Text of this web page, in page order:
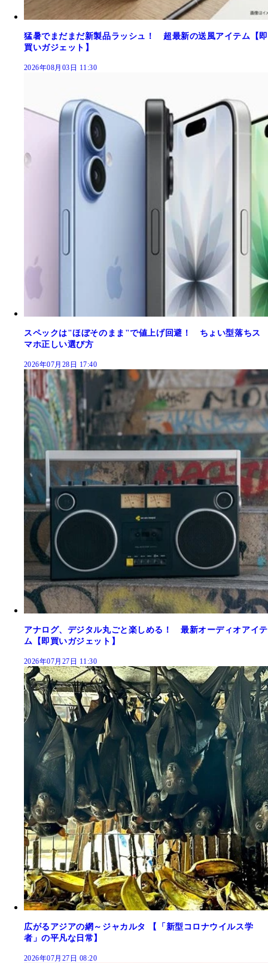
猛暑でまだまだ新製品ラッシュ！ 超最新の送風アイテム【即
買いガジェット】
2026年08月03日 11:30
スペックは"ほぼそのまま"で値上げ回避！ ちょい型落ちス
マホ正しい選び方
2026年07月28日 17:40
アナログ、デジタル丸ごと楽しめる！ 最新オーディオアイテ
ム【即買いガジェット】
2026年07月27日 11:30
広がるアジアの網～ジャカルタ 【「新型コロナウイルス学
者」の平凡な日常】
2026年07月27日 08:20